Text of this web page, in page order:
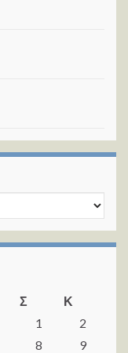
Σ
Κ
1
2
8
9